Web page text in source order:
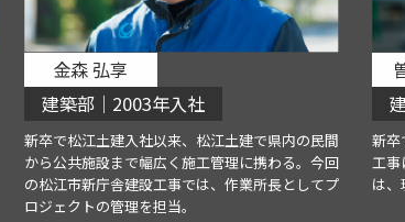
金森 弘享
建築部｜2003年入社
新卒で松江土建入社以来、松江土建で県内の民間
から公共施設まで幅広く施工管理に携わる。今回
の松江市新庁舎建設工事では、作業所長としてプ
ロジェクトの管理を担当。
新卒
工事
は、